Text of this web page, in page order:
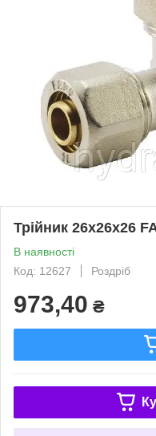
Трійник 26х26х26
В наявності
Код: 12627
Роздріб
973,40 ₴